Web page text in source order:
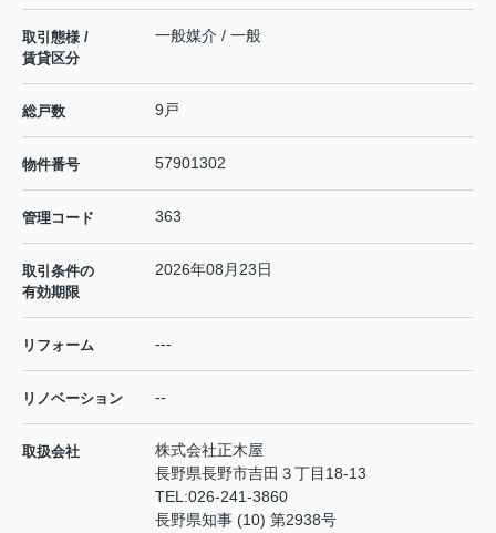
取引態様 /
賃貸区分
一般媒介 / 一般
総戸数 9戸
物件番号 57901302
管理コード 363
取引条件の
有効期限
2026年08月23日
リフォーム ---
リノベーション --
取扱会社
株式会社正木屋
長野県長野市吉田３丁目18-13
TEL:026-241-3860
長野県知事 (10) 第2938号